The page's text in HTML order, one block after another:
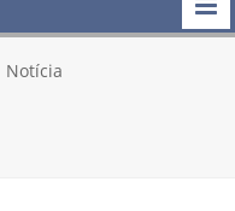
Notícia